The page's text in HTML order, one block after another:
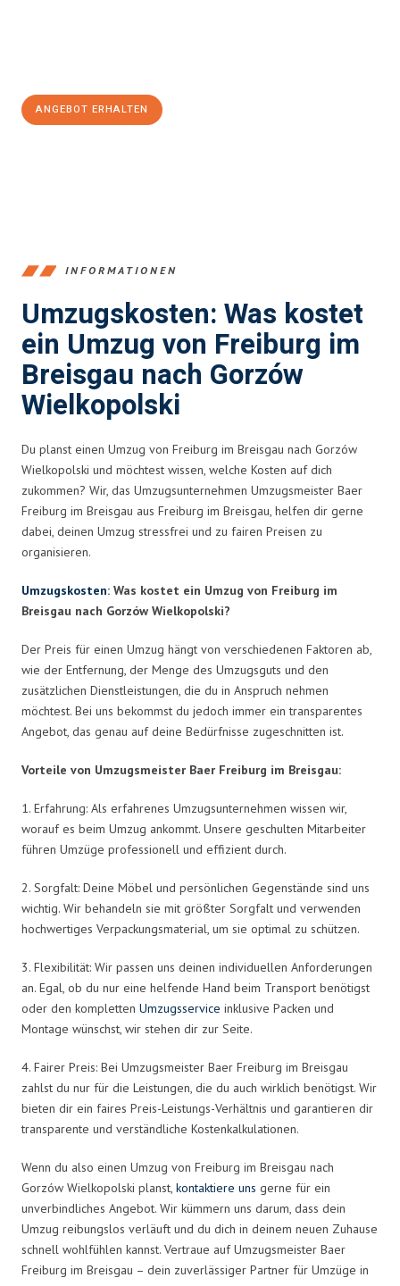
ANGEBOT ERHALTEN
INFORMATIONEN
Umzugskosten: Was kostet
ein Umzug von Freiburg im
Breisgau nach Gorzów
Wielkopolski
Du planst einen Umzug von Freiburg im Breisgau nach Gorzów
Wielkopolski und möchtest wissen, welche Kosten auf dich
zukommen? Wir, das Umzugsunternehmen Umzugsmeister Baer
Freiburg im Breisgau aus Freiburg im Breisgau, helfen dir gerne
dabei, deinen Umzug stressfrei und zu fairen Preisen zu
organisieren.
Umzugskosten: Was kostet ein Umzug von Freiburg im
Breisgau nach Gorzów Wielkopolski?
Der Preis für einen Umzug hängt von verschiedenen Faktoren ab,
wie der Entfernung, der Menge des Umzugsguts und den
zusätzlichen Dienstleistungen, die du in Anspruch nehmen
möchtest. Bei uns bekommst du jedoch immer ein transparentes
Angebot, das genau auf deine Bedürfnisse zugeschnitten ist.
Vorteile von Umzugsmeister Baer Freiburg im Breisgau:
1. Erfahrung: Als erfahrenes Umzugsunternehmen wissen wir,
worauf es beim Umzug ankommt. Unsere geschulten Mitarbeiter
führen Umzüge professionell und effizient durch.
2. Sorgfalt: Deine Möbel und persönlichen Gegenstände sind uns
wichtig. Wir behandeln sie mit größter Sorgfalt und verwenden
hochwertiges Verpackungsmaterial, um sie optimal zu schützen.
3. Flexibilität: Wir passen uns deinen individuellen Anforderungen
an. Egal, ob du nur eine helfende Hand beim Transport benötigst
oder den kompletten Umzugsservice inklusive Packen und
Montage wünschst, wir stehen dir zur Seite.
4. Fairer Preis: Bei Umzugsmeister Baer Freiburg im Breisgau
zahlst du nur für die Leistungen, die du auch wirklich benötigst. Wir
bieten dir ein faires Preis-Leistungs-Verhältnis und garantieren dir
transparente und verständliche Kostenkalkulationen.
Wenn du also einen Umzug von Freiburg im Breisgau nach
Gorzów Wielkopolski planst, kontaktiere uns gerne für ein
unverbindliches Angebot. Wir kümmern uns darum, dass dein
Umzug reibungslos verläuft und du dich in deinem neuen Zuhause
schnell wohlfühlen kannst. Vertraue auf Umzugsmeister Baer
Freiburg im Breisgau – dein zuverlässiger Partner für Umzüge in